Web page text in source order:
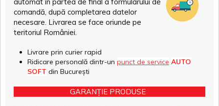
comandă, după completarea datelor
necesare. Livrarea se face oriunde pe
teritoriul României.
Livrare prin curier rapid
Ridicare personală dintr-un punct de service AUTO
SOFT din București
GARANȚIE PRODUSE